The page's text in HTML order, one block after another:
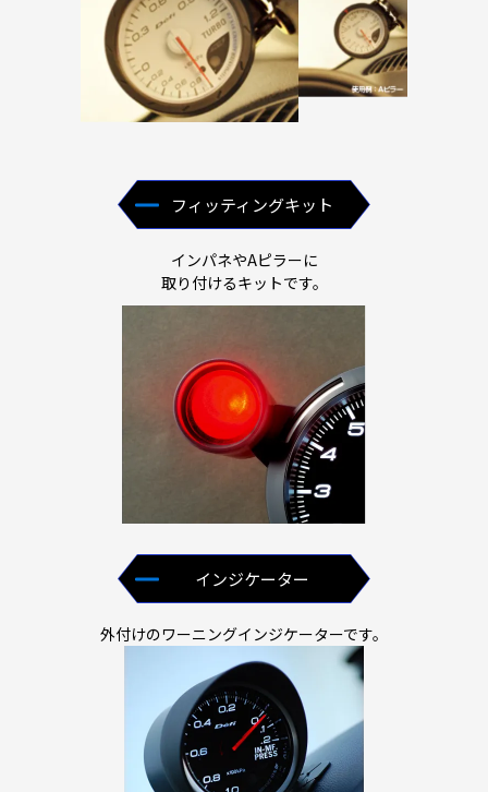
フィッティングキット
インパネやAピラーに
取り付けるキットです。
インジケーター
外付けのワーニングインジケーターです。